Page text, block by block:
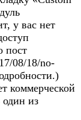
у вас нет
пост
08/18/no-
коммерчеcкой
из